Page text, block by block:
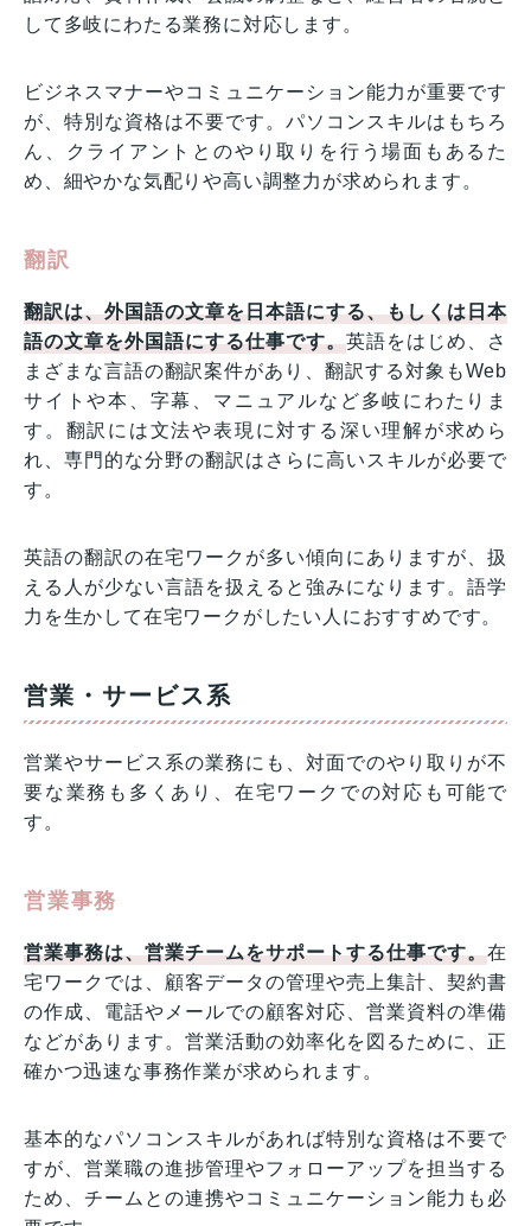
して多岐にわたる業務に対応します。
ビジネスマナーやコミュニケーション能力が重要です
が、特別な資格は不要です。パソコンスキルはもちろ
ん、クライアントとのやり取りを行う場面もあるた
め、細やかな気配りや高い調整力が求められます。
翻訳
翻訳は、外国語の文章を日本語にする、もしくは日本
語の文章を外国語にする仕事です。英語をはじめ、さ
まざまな言語の翻訳案件があり、翻訳する対象もWeb
サイトや本、字幕、マニュアルなど多岐にわたりま
す。翻訳には文法や表現に対する深い理解が求めら
れ、専門的な分野の翻訳はさらに高いスキルが必要で
す。
英語の翻訳の在宅ワークが多い傾向にありますが、扱
える人が少ない言語を扱えると強みになります。語学
力を生かして在宅ワークがしたい人におすすめです。
営業・サービス系
営業やサービス系の業務にも、対面でのやり取りが不
要な業務も多くあり、在宅ワークでの対応も可能で
す。
営業事務
営業事務は、営業チームをサポートする仕事です。在
宅ワークでは、顧客データの管理や売上集計、契約書
の作成、電話やメールでの顧客対応、営業資料の準備
などがあります。営業活動の効率化を図るために、正
確かつ迅速な事務作業が求められます。
基本的なパソコンスキルがあれば特別な資格は不要で
すが、営業職の進捗管理やフォローアップを担当する
ため、チームとの連携やコミュニケーション能力も必